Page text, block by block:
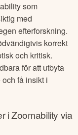
som
med
efterforskning.
korrekt
och kritisk.
för att utbyta
få insikt i
iZoomability via